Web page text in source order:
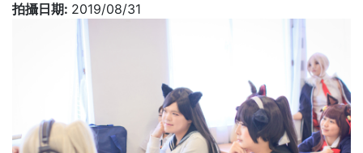
拍攝日期: 2019/08/31